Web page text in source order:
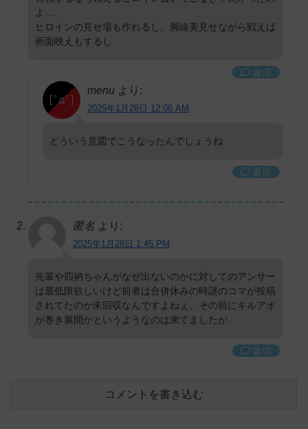
よ…
ヒロインの見せ場も作れるし、脚線美見せながら戦えば
画面映えもするし
返信
menu より:
2025年1月28日 12:06 AM
どういう意図でこうなったんでしょうね
返信
匿名 より:
2025年1月28日 1:45 PM
先輩や四衲ちゃんがなぜ出ないのかに対してのアンサー
は最低限欲しいけど前者は合併休みの時謎のコマが投稿
されてたのが未回収なんですよねぇ。その前にキルアオ
が巻き展開かというようなのは来てましたが
返信
コメントを書き込む